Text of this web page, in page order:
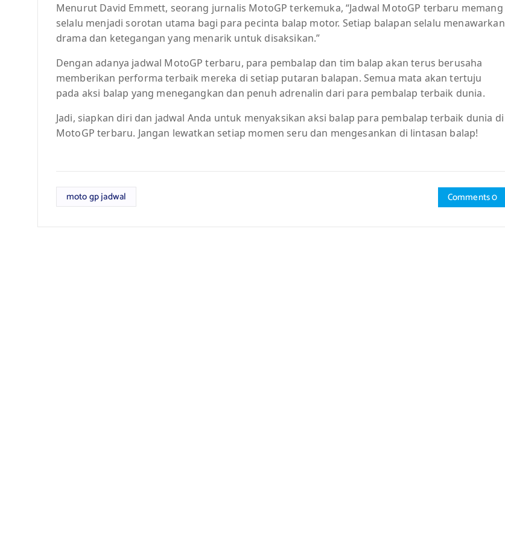
Menurut David Emmett, seorang jurnalis MotoGP terkemuka, “Jadwal MotoGP terbaru memang
selalu menjadi sorotan utama bagi para pecinta balap motor. Setiap balapan selalu menawarkan
drama dan ketegangan yang menarik untuk disaksikan.”
Dengan adanya jadwal MotoGP terbaru, para pembalap dan tim balap akan terus berusaha
memberikan performa terbaik mereka di setiap putaran balapan. Semua mata akan tertuju
pada aksi balap yang menegangkan dan penuh adrenalin dari para pembalap terbaik dunia.
Jadi, siapkan diri dan jadwal Anda untuk menyaksikan aksi balap para pembalap terbaik dunia di
MotoGP terbaru. Jangan lewatkan setiap momen seru dan mengesankan di lintasan balap!
moto gp jadwal Comments 0